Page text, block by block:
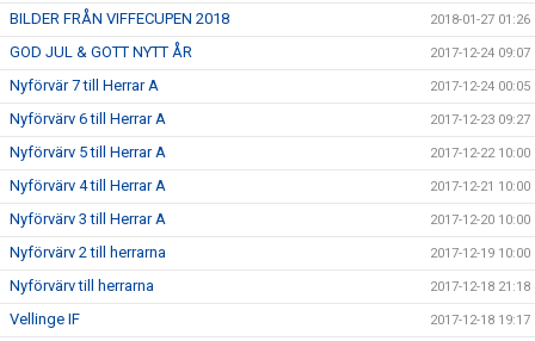
BILDER FRÅN VIFFECUPEN 2018 2018-01-27 01:26
GOD JUL & GOTT NYTT ÅR 2017-12-24 09:07
Nyförvär 7 till Herrar A 2017-12-24 00:05
Nyförvärv 6 till Herrar A 2017-12-23 09:27
Nyförvärv 5 till Herrar A 2017-12-22 10:00
Nyförvärv 4 till Herrar A 2017-12-21 10:00
Nyförvärv 3 till Herrar A 2017-12-20 10:00
Nyförvärv 2 till herrarna 2017-12-19 10:00
Nyförvärv till herrarna 2017-12-18 21:18
Vellinge IF 2017-12-18 19:17